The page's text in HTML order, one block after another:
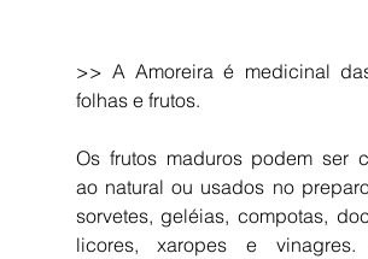
>> A Amoreira é medicinal
folhas e frutos.
Os frutos maduros podem ser
ao natural ou usados no
sorvetes, geléias, compotas,
licores, xaropes e